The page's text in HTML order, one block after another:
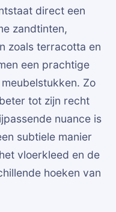
direct een
zandtinten,
zoals terracotta en
een prachtige
Zo
tot zijn recht
nuance is
subtiele manier
vloerkleed en de
hoeken van